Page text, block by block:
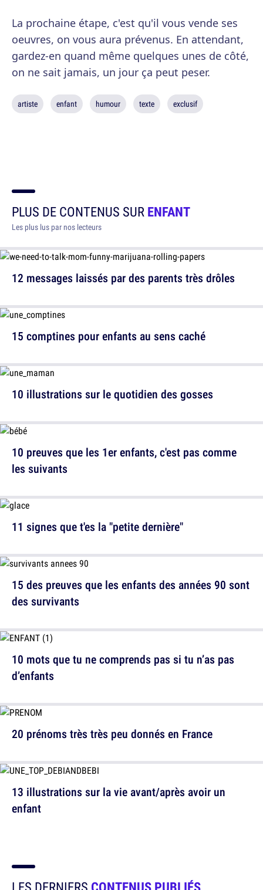
La prochaine étape, c'est qu'il vous vende ses
oeuvres, on vous aura prévenus. En attendant,
gardez-en quand même quelques unes de côté,
on ne sait jamais, un jour ça peut peser.
artiste enfant humour texte exclusif
PLUS DE CONTENUS SURENFANT
Les plus lus par nos lecteurs
12 messages laissés par des parents très drôles
10 illustrations sur le quotidien des gosses
11 signes que t'es la "petite dernière"
10 mots que tu ne comprends pas si tu n’as pas
d’enfants
13 illustrations sur la vie avant/après avoir un
enfant
15 comptines pour enfants au sens caché
10 preuves que les 1er enfants, c'est pas comme
les suivants
15 des preuves que les enfants des années 90 sont
des survivants
20 prénoms très très peu donnés en France